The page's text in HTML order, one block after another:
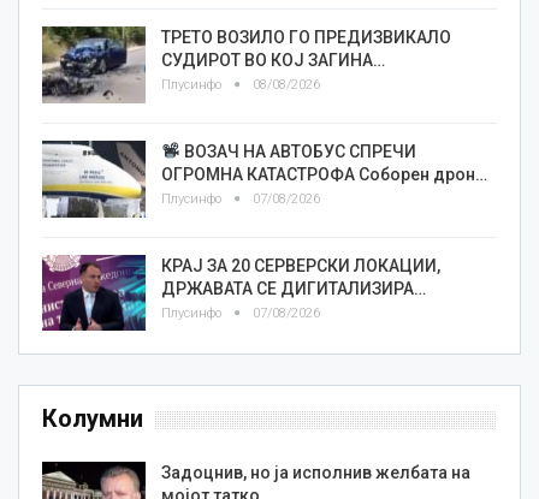
ТРЕТО ВОЗИЛО ГО ПРЕДИЗВИКАЛО
СУДИРОТ ВО КОЈ ЗАГИНА…
Плусинфо 08/08/2026
ВОЗАЧ НА АВТОБУС СПРЕЧИ
ОГРОМНА КАТАСТРОФА Соборен дрон…
Плусинфо 07/08/2026
КРАЈ ЗА 20 СЕРВЕРСКИ ЛОКАЦИИ,
ДРЖАВАТА СЕ ДИГИТАЛИЗИРА…
Плусинфо 07/08/2026
Колумни
Задоцнив, но ја исполнив желбата на